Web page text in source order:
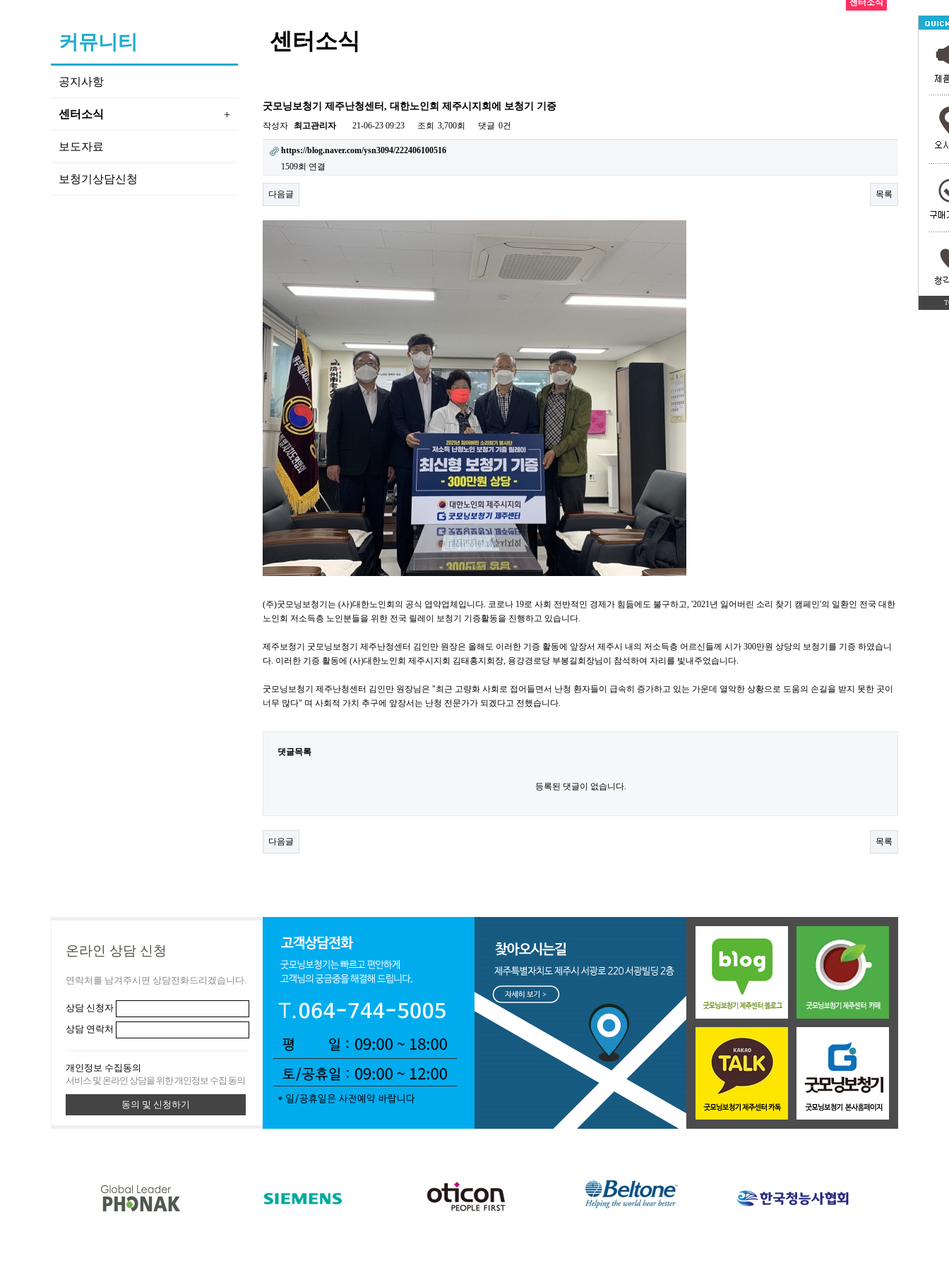
커뮤니티
공지사항
센터소식 +
보도자료
보청기상담신청
센터소식
센터소식
굿모닝보청기 제주난청센터, 대한노인회 제주시지회에 보청기 기증
작성자 최고관리자 21-06-23 09:23 조회 3,700회 댓글 0건
https://blog.naver.com/ysn3094/222406100516
1509회 연결
다음글 목록
(주)굿모닝보청기는 (사)대한노인회의 공식 엽약업체입니다. 코로나 19로 사회 전반적인 경제가 힘듦에도 불구하고, '2021년 잃어버린 소리 찾기 캠페인'의 일환인 전국 대한
노인회 저소득층 노인분들을 위한 전국 릴레이 보청기 기증활동을 진행하고 있습니다.
제주보청기 굿모닝보청기 제주난청센터 김인만 원장은 올해도 이러한 기증 활동에 앞장서 제주시 내의 저소득층 어르신들께 시가 300만원 상당의 보청기를 기증 하였습니
다. 이러한 기증 활동에 (사)대한노인회 제주시지회 김태홍지회장, 용강경로당 부봉길회장님이 참석하여 자리를 빛내주었습니다.
굿모닝보청기 제주난청센터 김인만 원장님은 "최근 고량화 사회로 접어들면서 난청 환자들이 급속히 증가하고 있는 가운데 열악한 상황으로 도움의 손길을 받지 못한 곳이
너무 많다" 며 사회적 가치 추구에 앞장서는 난청 전문가가 되겠다고 전했습니다.
댓글목록
등록된 댓글이 없습니다.
다음글 목록
온라인 상담 신청
연락처를 남겨주시면 상담전화드리겠습니다.
상담 신청자
상담 연락처
개인정보 수집동의
서비스 및 온라인 상담을 위한 개인정보 수집 동의